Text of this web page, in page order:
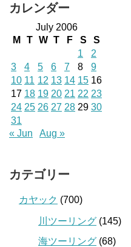
カレンダー
July 2006
M
T W T F S
S
1
2
3
4 5 6 7 8
9
10 11 12 13 14 15 16
17 18 19 20 21 22 23
24 25 26 27 28 29 30
31
« Jun
Aug »
カテゴリー
カヤック (700)
川ツーリング (145)
海ツーリング (68)